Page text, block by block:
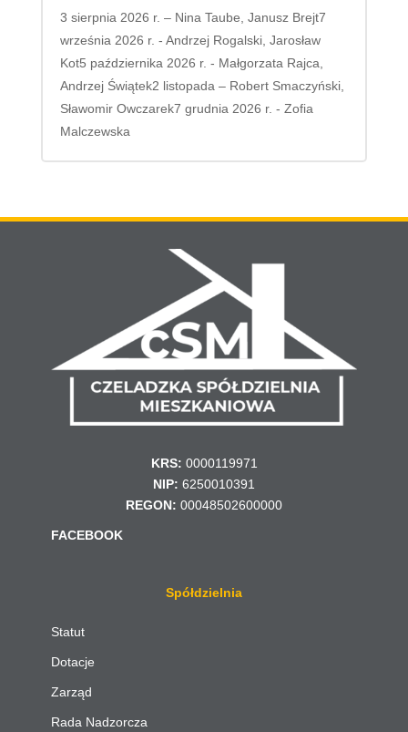
3 sierpnia 2026 r. – Nina Taube, Janusz Brejt7
września 2026 r. - Andrzej Rogalski, Jarosław
Kot5 października 2026 r. - Małgorzata Rajca,
Andrzej Świątek2 listopada – Robert Smaczyński,
Sławomir Owczarek7 grudnia 2026 r. - Zofia
Malczewska
KRS: 0000119971
NIP: 6250010391
REGON: 00048502600000
FACEBOOK
Spółdzielnia
Statut
Dotacje
Zarząd
Rada Nadzorcza